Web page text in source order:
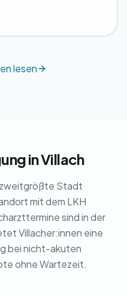
lesen
in Villach
Stadt
mit dem LKH
sind in der
Villacher:innen eine
bei nicht-akuten
ohne Wartezeit.